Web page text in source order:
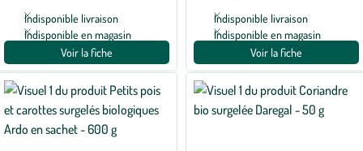
Indisponible livraison
Indisponible en magasin
Voir la fiche
Indisponible livraison
Indisponible en magasin
Voir la fiche